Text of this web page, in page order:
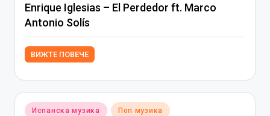
Enrique Iglesias – El Perdedor ft. Marco
Antonio Solís
ВИЖТЕ ПОВЕЧЕ
Posted
Испанска музика Поп музика